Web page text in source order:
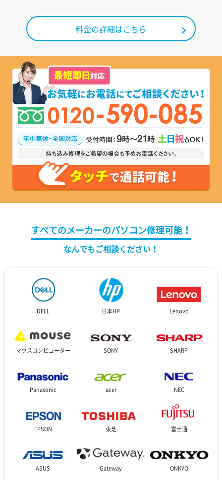
料金の詳細はこちら
すべてのメーカーのパソコン修理可能！
なんでもご相談ください！
DELL 日本HP Lenovo
マウスコンピューター SONY SHARP
Panasonic acer NEC
EPSON 東芝 富士通
ASUS Gateway ONKYO